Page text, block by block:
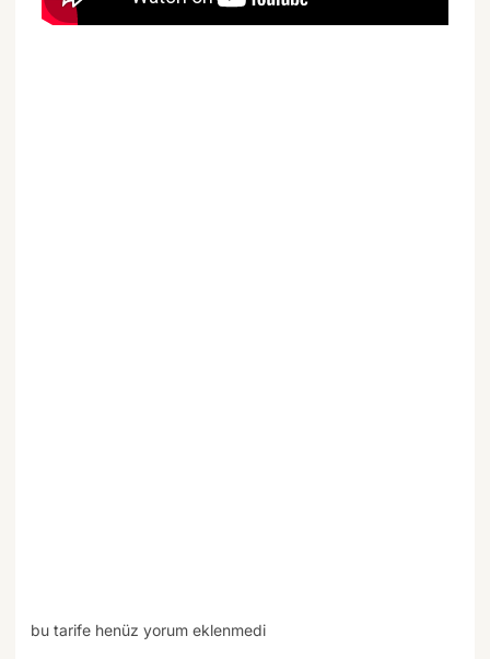
bu tarife henüz yorum eklenmedi